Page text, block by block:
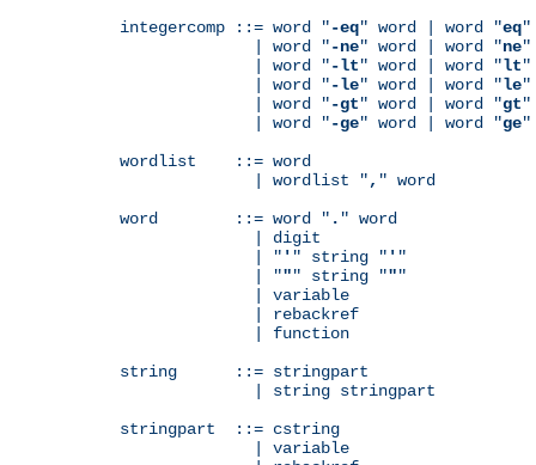
integercomp ::= word "-eq" word | word "eq"
              | word "
-ne" word | word "ne"
              | word "
-lt" word | word "lt"
              | word "
-le" word | word "le"
              | word "
-gt" word | word "gt"
              | word "
-ge" word | word "ge"
wordlist    ::= word
              | wordlist "
, " word
word        ::= word " . " word
              | digit
              | "
' " string " ' "
              | "
"" string """
              | variable
              | function
string      ::= stringpart
              | string stringpart
stringpart  ::= cstring
              | variable